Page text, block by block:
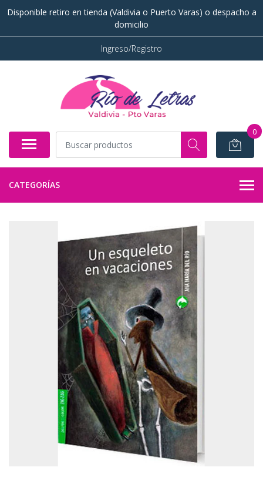
Disponible retiro en tienda (Valdivia o Puerto Varas) o despacho a
domicilio
Ingreso/Registro
0
CATEGORÍAS